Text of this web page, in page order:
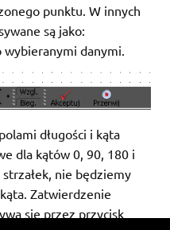
punktu. W innych
są jako:
wybieranymi danymi.
długości i kąta
dla kątów 0, 90, 180 i
nie będziemy
Zatwierdzenie
się przez przycisk